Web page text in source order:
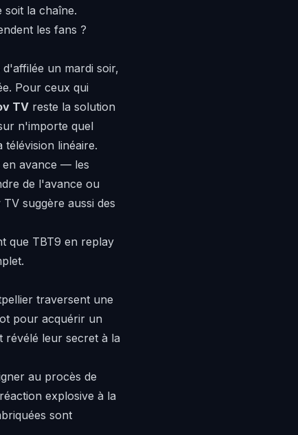
soit la chaîne.
les fans ?
un mardi soir,
Pour ceux qui
TV reste la solution
n'importe quel
linéaire.
en avance — les
de l'avance ou
suggère aussi des
que TBT9 en replay
traversent une
pour acquérir un
leur secret à la
au procès de
explosive à la
sont